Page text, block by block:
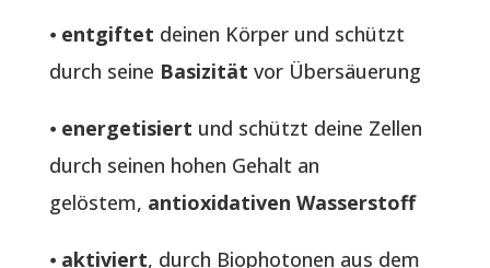
⦁ entgiftet deinen Körper und schützt
durch seine Basizität vor Übersäuerung
⦁ energetisiert und schützt deine Zellen
durch seinen hohen Gehalt an
gelöstem, antioxidativen Wasserstoff
⦁ aktiviert, durch Biophotonen aus dem